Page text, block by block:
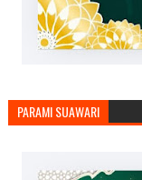
PARAMI SUAWARI